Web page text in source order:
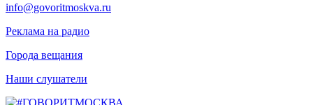
info@govoritmoskva.ru
Реклама на радио
Города вещания
Наши слушатели